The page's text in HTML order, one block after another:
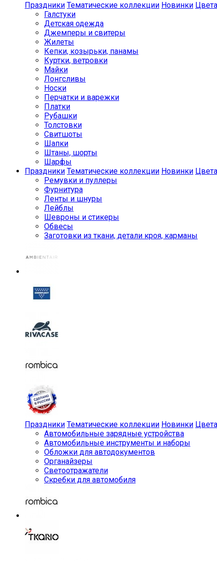
Праздники Тематические коллекции Новинки Цвета
Галстуки
Детская одежда
Джемперы и свитеры
Жилеты
Кепки, козырьки, панамы
Куртки, ветровки
Майки
Лонгсливы
Носки
Перчатки и варежки
Платки
Рубашки
Толстовки
Свитшоты
Шапки
Штаны, шорты
Шарфы
Праздники Тематические коллекции Новинки Цвета
Ремувки и пуллеры
Фурнитура
Ленты и шнуры
Лейблы
Шевроны и стикеры
Обвесы
Заготовки из ткани, детали кроя, карманы
Праздники Тематические коллекции Новинки Цвета
Автомобильные зарядные устройства
Автомобильные инструменты и наборы
Обложки для автодокументов
Органайзеры
Светоотражатели
Скребки для автомобиля